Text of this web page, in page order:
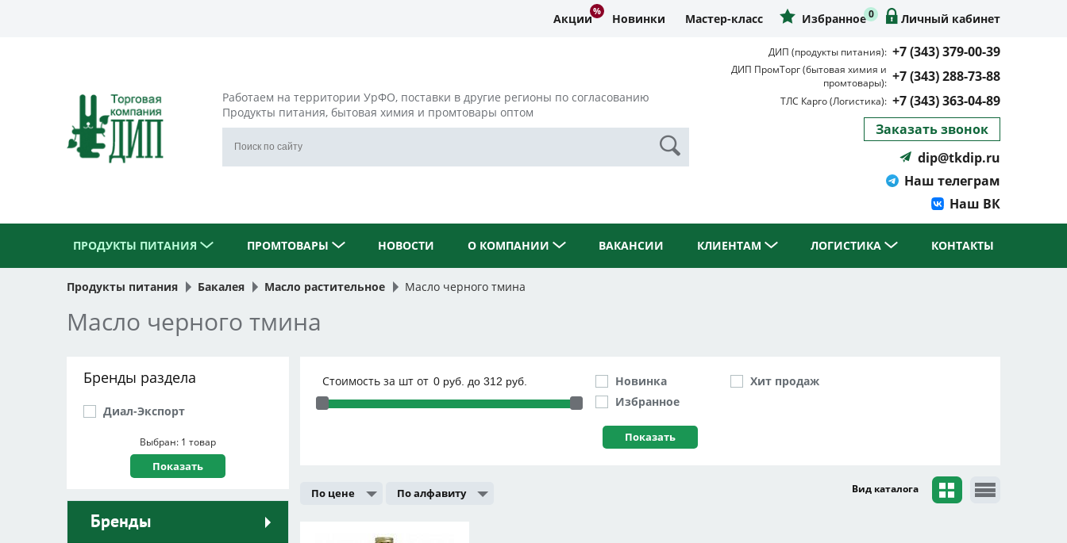
Акции Новинки Мастер-класс Избранное0 Личный кабинет
Работаем на территории УрФО, поставки в другие регионы по согласованию
Продукты питания, бытовая химия и промтовары оптом
ДИП (продукты питания): +7 (343) 379-00-39
ДИП ПромТорг (бытовая химия и
промтовары): +7 (343) 288-73-88
ТЛС Карго (Логистика): +7 (343) 363-04-89
Заказать звонок
dip@tkdip.ru
Наш телеграм
Наш ВК
ПРОДУКТЫ ПИТАНИЯ ПРОМТОВАРЫ НОВОСТИ О КОМПАНИИ ВАКАНСИИ КЛИЕНТАМ ЛОГИСТИКА КОНТАКТЫ
Продукты питания Бакалея Масло растительное Масло черного тмина
Масло черного тмина
Бренды раздела
Диал-Экспорт
Выбран: 1 товар
Бренды
Стоимость за шт от
Новинка
Избранное
Хит продаж
По цене По алфавиту Вид каталога